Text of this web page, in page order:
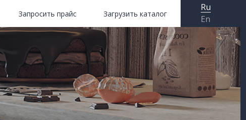
Запросить прайс Загрузить каталог
Ru
En